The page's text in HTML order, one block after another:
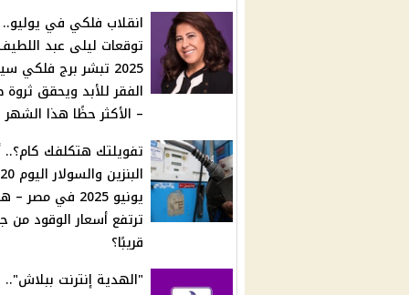
انقلاب فلكي في يوليو..
توقعات ليلى عبد
2025 تبشر برج فلكي
الفقر للأبد ويحقق ثروة
– الأكثر حظًا هذا الشهر
تفويلتك هتكلفك كام؟..
البنزين والسولار اليوم 20
يونيو 2025 في مصر
ترتفع أسعار الوقود من
قريبًا؟
"الهدية إنترنت ببلاش"..